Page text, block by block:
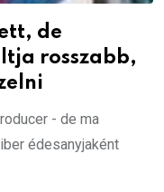
de
rosszabb,
- de ma
édesanyjaként